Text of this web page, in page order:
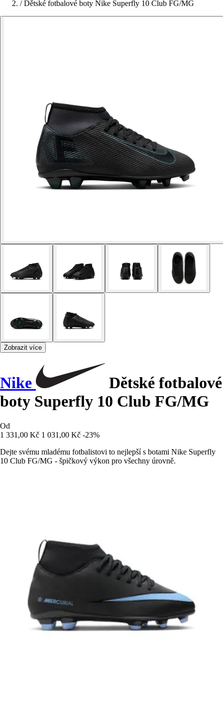
/ Dětské fotbalové boty Nike Superfly 10 Club FG/MG
Zobrazit více
Nike
Dětské fotbalové
boty Superfly 10 Club FG/MG
Od
1 331,00 Kč 1 031,00 Kč -23%
Dejte svému mladému fotbalistovi to nejlepší s botami Nike Superfly
10 Club FG/MG - špičkový výkon pro všechny úrovně.